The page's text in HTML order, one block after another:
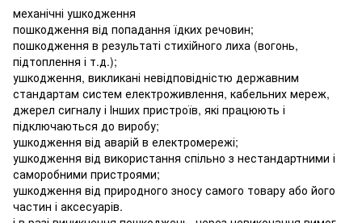
механічні ушкодження
пошкодження від попадання їдких речовин;
пошкодження в результаті стихійного лиха (вогонь,
підтоплення і т.д.);
ушкодження, викликані невідповідністю державним
стандартам систем електроживлення, кабельних мереж,
джерел сигналу і Інших пристроїв, які працюють і
підключаються до виробу;
ушкодження від аварій в електромережі;
ушкодження від використання спільно з нестандартними і
саморобними пристроями;
ушкодження від природного зносу самого товару або його
частин і аксесуарів.